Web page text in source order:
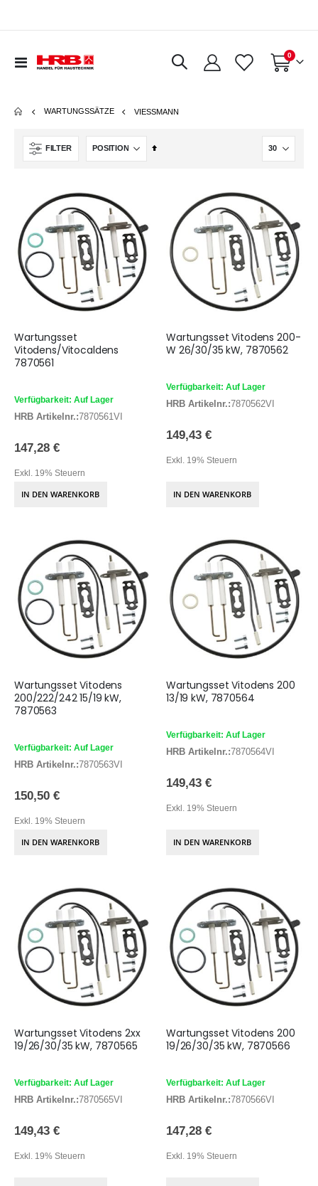
Navigation
Warenkorb
0Artikel
WARTUNGSSÄTZE VIESSMANN
FILTER
In
Wartungsset
Vitodens/Vitocaldens
7870561
Verfügbarkeit: Auf Lager
HRB Artikelnr.:7870561VI
147,28 €
Exkl. 19% Steuern
IN DEN WARENKORB
Wartungsset Vitodens 200-
W 26/30/35 kW, 7870562
Verfügbarkeit: Auf Lager
HRB Artikelnr.:7870562VI
149,43 €
Exkl. 19% Steuern
IN DEN WARENKORB
Wartungsset Vitodens
200/222/242 15/19 kW,
7870563
Verfügbarkeit: Auf Lager
HRB Artikelnr.:7870563VI
150,50 €
Exkl. 19% Steuern
IN DEN WARENKORB
Wartungsset Vitodens 200
13/19 kW, 7870564
Verfügbarkeit: Auf Lager
HRB Artikelnr.:7870564VI
149,43 €
Exkl. 19% Steuern
IN DEN WARENKORB
Wartungsset Vitodens 2xx
19/26/30/35 kW, 7870565
Verfügbarkeit: Auf Lager
HRB Artikelnr.:7870565VI
149,43 €
Exkl. 19% Steuern
Wartungsset Vitodens 200
19/26/30/35 kW, 7870566
Verfügbarkeit: Auf Lager
HRB Artikelnr.:7870566VI
147,28 €
Exkl. 19% Steuern